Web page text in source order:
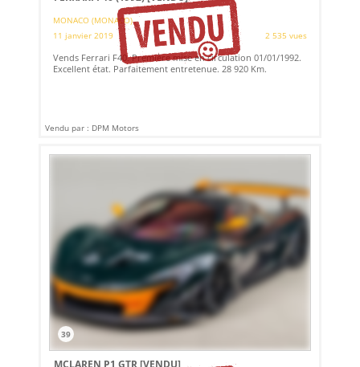
MONACO (MONACO)
11 janvier 2019
2 535 vues
Vends Ferrari F40. Première mise en circulation 01/01/1992.
Excellent état. Parfaitement entretenue. 28 920 Km.
Vendu par : DPM Motors
39
MCLAREN P1 GTR[VENDU]